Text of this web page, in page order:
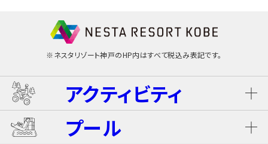
※ネスタリゾート神戸のHP内はすべて税込み表記です。
アクティビティ
ネスタ･バギーツアー（別途有料）
プール